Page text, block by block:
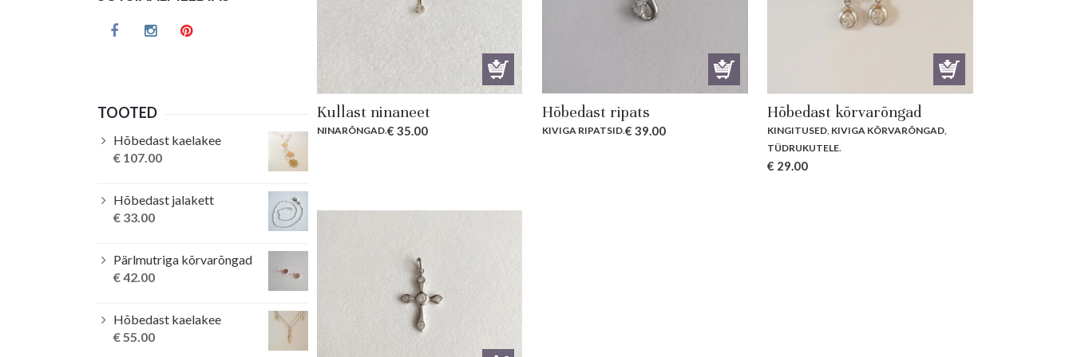
Kullast ninaneet
NINARÕNGAD.€ 35.00
Hõbedast ripats
KIVIGA RIPATSID.€ 39.00
Hõbedast kõrvarõngad
KINGITUSED KIVIGA KÕRVARÕNGAD
TÜDRUKUTELE.
€ 29.00
TOOTED
Hõbedast kaelakee
€ 107.00
Hõbedast jalakett
€ 33.00
Pärlmutriga kõrvarõngad
€42.00
Hõbedast kaelakee
€55.00